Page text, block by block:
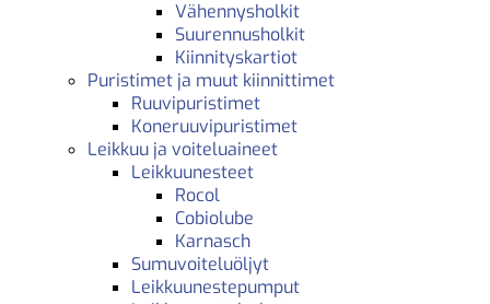
Vähennysholkit
Suurennusholkit
Kiinnityskartiot
Puristimet ja muut kiinnittimet
Ruuvipuristimet
Koneruuvipuristimet
Leikkuu ja voiteluaineet
Leikkuunesteet
Rocol
Cobiolube
Karnasch
Sumuvoiteluöljyt
Leikkuunestepumput